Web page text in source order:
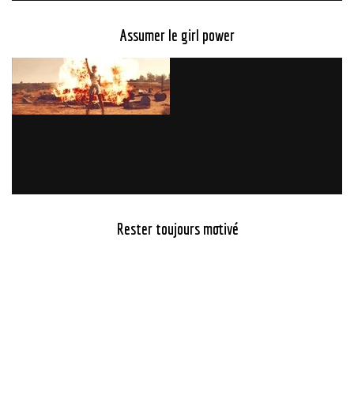
Assumer le girl power
Rester toujours motivé